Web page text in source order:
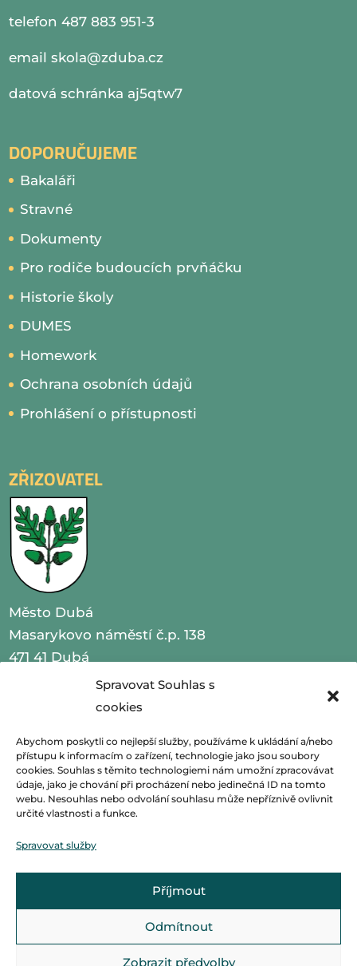
Spravovat Souhlas s
cookies
Abychom poskytli co nejlepší služby, používáme k ukládání a/nebo
přístupu k informacím o zařízení, technologie jako jsou soubory
cookies. Souhlas s těmito technologiemi nám umožní zpracovávat
údaje, jako je chování při procházení nebo jedinečná ID na tomto
webu. Nesouhlas nebo odvolání souhlasu může nepříznivě ovlivnit
určité vlastnosti a funkce.
Spravovat služby
Příjmout
Odmítnout
Zobrazit předvolby
telefon 487 883 951-3
emailskola@zduba.cz
datová schránka aj5qtw7
DOPORUČUJEME
Bakaláři
Stravné
Dokumenty
Pro rodiče budoucích prvňáčku
Historie školy
DUMES
Homework
Ochrana osobních údajů
Prohlášení o přístupnosti
ZŘIZOVATEL
Město Dubá
Masarykovo náměstí č.p. 138
471 41 Dubá
IČO 00260479
emailpodatelna@mestoduba.cz
webhttp://www.mestoduba.cz